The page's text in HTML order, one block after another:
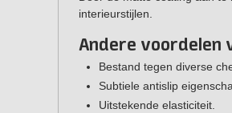
interieurstijlen.
Andere voordelen
Bestand tegen diverse
Subtiele antislip
Uitstekende elasticiteit.